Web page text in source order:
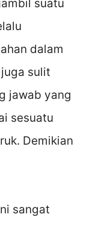
suatu
dalam
sulit
jawab yang
sesuatu
Demikian
sangat